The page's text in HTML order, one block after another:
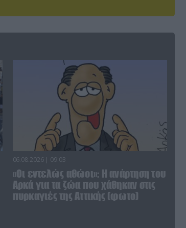
06.08.2026 | 09:03
«Οι εντελώς αθώοι»: Η ανάρτηση του
Αρκά για τα ζώα που χάθηκαν στις
πυρκαγιές της Αττικής (φωτο)